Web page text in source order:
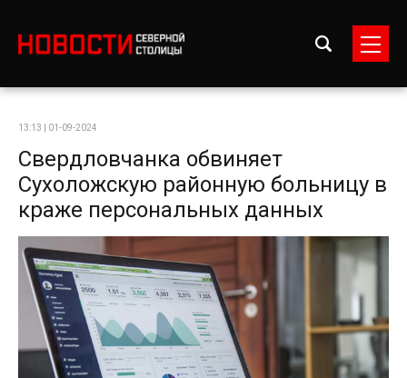
13:13 | 01-09-2024
Свердловчанка обвиняет
Сухоложскую районную больницу в
краже персональных данных